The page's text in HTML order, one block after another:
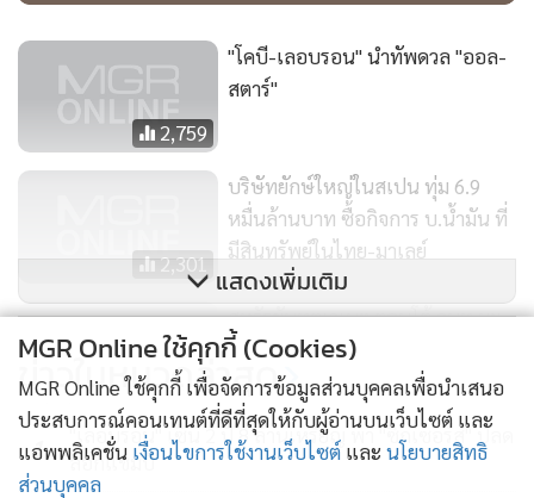
2,759
"โคบี-เลอบรอน" นำทัพดวล "ออล-
สตาร์"
2,301
บริษัทยักษ์ใหญ่ในสเปน ทุ่ม 6.9
หมื่นล้านบาท ซื้อกิจการ บ.น้ำมัน ที่
มีสินทรัพย์ในไทย-มาเลย์
200
สหรัฐขับทูตเวเนฯ ตอบโต้ จนท.มะ
กันถูกกล่าวหาบ่อนทำลาย
แสดงเพิ่มเติม
ข่าวในหมวดล่าสุด
1
"เลอบรอน" เซ็น 2 ปี 8 ล้านเหรียญ พา "ซิกเซอร์ส" ปลด
ล็อกแชมป์
MGR Online ใช้คุกกี้ (Cookies)
MGR Online ใช้คุกกี้ เพื่อจัดการข้อมูลส่วนบุคคลเพื่อนำเสนอ
ประสบการณ์คอนเทนต์ที่ดีที่สุดให้กับผู้อ่านบนเว็บไซต์ และ
แอพพลิเคชั่น เงื่อนไขการใช้งานเว็บไซต์ และ นโยบายสิทธิ
ส่วนบุคคล